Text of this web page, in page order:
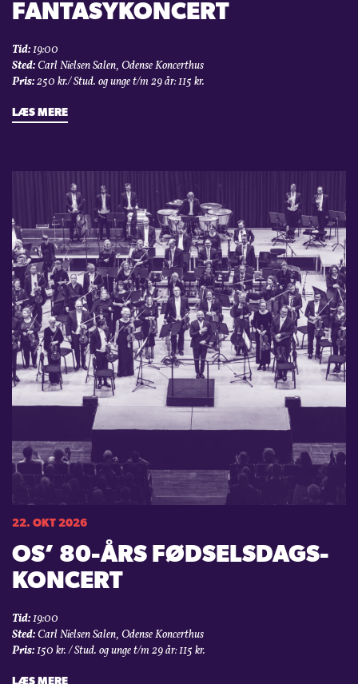
FANTASYKONCERT
Tid:19:00
Sted:Carl Nielsen Salen, Odense Koncerthus
Pris:250 kr./ Stud. og unge t/m 29 år: 115 kr.
LÆS MERE
22. OKT 2026
OS’ 80-ÅRS FØDSELSDAGS­
KONCERT
Tid:19:00
Sted:Carl Nielsen Salen, Odense Koncerthus
Pris:150 kr. / Stud. og unge t/m 29 år: 115 kr.